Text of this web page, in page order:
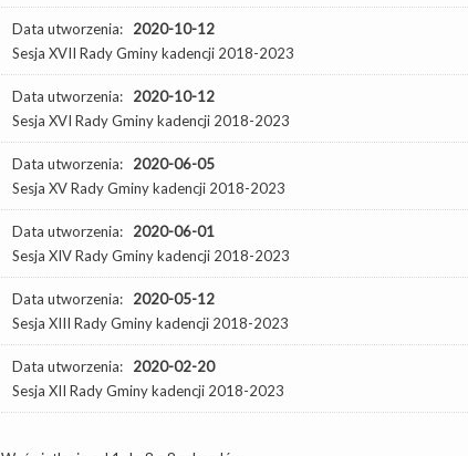
Data utworzenia: 2020-10-12
Sesja XVII Rady Gminy kadencji 2018-2023
Data utworzenia: 2020-10-12
Sesja XVI Rady Gminy kadencji 2018-2023
Data utworzenia: 2020-06-05
Sesja XV Rady Gminy kadencji 2018-2023
Data utworzenia: 2020-06-01
Sesja XIV Rady Gminy kadencji 2018-2023
Data utworzenia: 2020-05-12
Sesja XIII Rady Gminy kadencji 2018-2023
Data utworzenia: 2020-02-20
Sesja XII Rady Gminy kadencji 2018-2023